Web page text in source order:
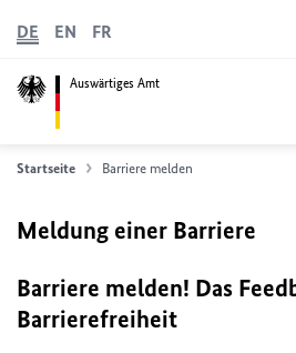
Auswärtiges Amt
DE EN FR
Startseite Barriere melden
Meldung einer Barriere
Barriere melden! Das
Barrierefreiheit